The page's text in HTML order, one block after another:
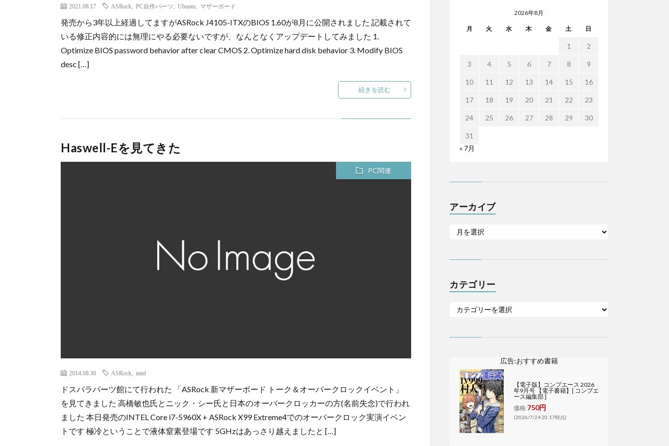
2021.08.17 ASRock PC自作パーツ Ubuntu マザーボード
発売から3年以上経過してますがASRock J4105-ITXのBIOS 1.60が8月に公開されました 記載されて
いる修正内容的には無理にやる必要ないですが、なんとなくアップデートしてみました 1.
Optimize BIOS password behavior after clear CMOS 2. Optimize hard disk behavior 3. Modify BIOS
desc […]
続きを読む
Haswell-Eを見てきた
PC関連
2014.08.30 ASRock intel
ドスパラパーツ館にて行われた 「ASRock 新マザーボード トーク＆オーバークロックイベント」
を見てきました 高橋敏也氏とニック・シー氏と日本のオーバークロッカーの方(名前失念)で行われ
ました 本日発売のINTEL Core i7-5960X + ASRock X99 Extreme4でのオーバークロック実演イベン
トです 極冷ということで液体窒素登場です 5GHzはあっさり越えましたと […]
2026年8月
月 火 水 木 金 土 日
1 2
3 4 5 6 7 8 9
10 11 12 13 14 15 16
17 18 19 20 21 22 23
24 25 26 27 28 29 30
31
« 7月
アーカイブ
カテゴリー
広告:おすすめ書籍
【電子版】コンプエース 2026
年9月号 【電子書籍】[ コンプエ
ース編集部 ]
価格:750円
(2026/7/24 20:17時点)